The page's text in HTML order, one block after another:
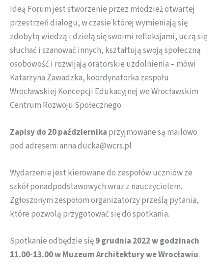
Ideą Forum jest stworzenie przez młodzież otwartej
przestrzeń dialogu, w czasie której wymieniają się
zdobytą wiedzą i dzielą się swoimi refleksjami, uczą się
słuchać i szanować innych, kształtują swoją społeczną
osobowość i rozwijają oratorskie uzdolnienia – mówi
Katarzyna Zawadzka, koordynatorka zespołu
Wrocławskiej Koncepcji Edukacyjnej we Wrocławskim
Centrum Rozwoju Społecznego.
Zapisy do 20 października przyjmowane są mailowo
pod adresem: anna.ducka@wcrs.pl
Wydarzenie jest kierowane do zespołów uczniów ze
szkół ponadpodstawowych wraz z nauczycielem.
Zgłoszonym zespołom organizatorzy prześlą pytania,
które pozwolą przygotować się do spotkania.
Spotkanie odbędzie się9 grudnia 2022 w godzinach
11.00-13.00 w Muzeum Architektury we Wrocławiu.